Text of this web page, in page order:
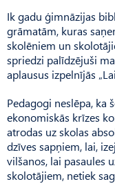
Ik gadu ģimnāzijas
grāmatām, kuras
skolēniem un
spriedzi palīdzējuši
aplausus izpelnījās
Pedagogi neslēpa, ka
ekonomiskās krīzes
atrodas uz skolas
dzīves sapņiem, lai,
vilšanos, lai pasaules
skolotājiem, netiek